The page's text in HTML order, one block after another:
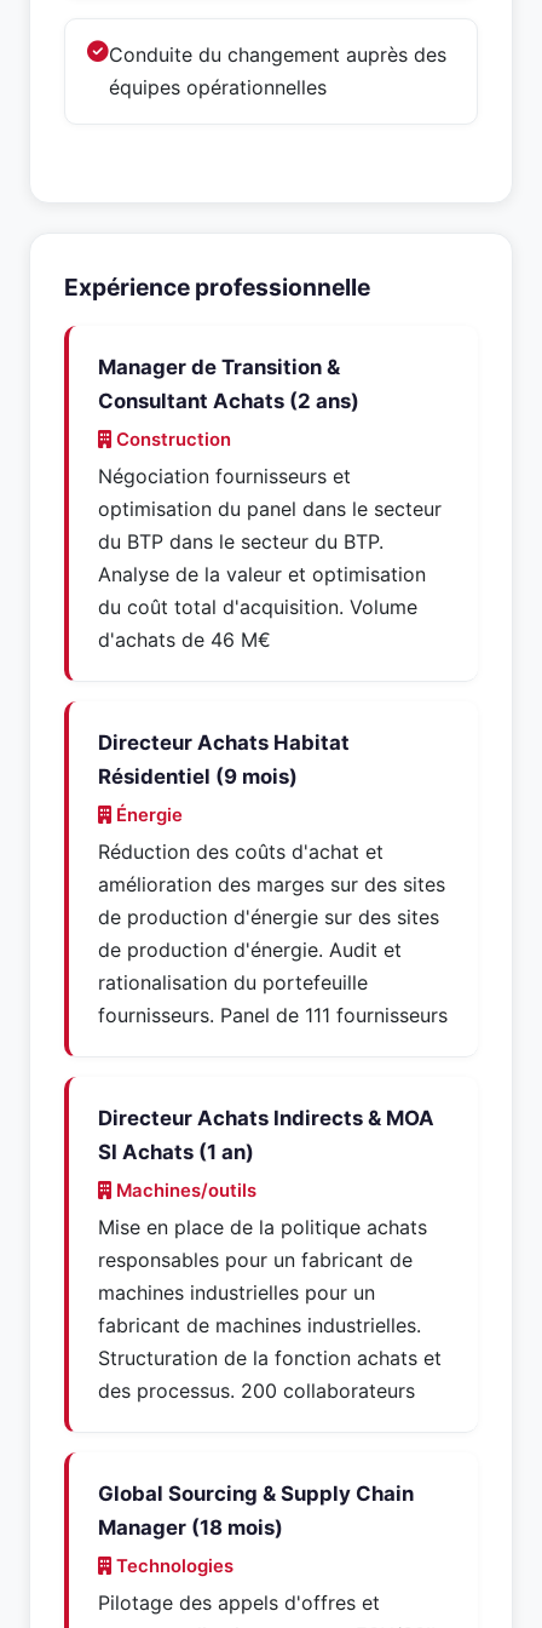
Conduite du changement auprès des
équipes opérationnelles
Expérience professionnelle
Manager de Transition &
Consultant Achats (2 ans)
Construction
Négociation fournisseurs et
optimisation du panel dans le secteur
du BTP dans le secteur du BTP.
Analyse de la valeur et optimisation
du coût total d'acquisition. Volume
d'achats de 46 M€
Directeur Achats Habitat
Résidentiel (9 mois)
Énergie
Réduction des coûts d'achat et
amélioration des marges sur des sites
de production d'énergie sur des sites
de production d'énergie. Audit et
rationalisation du portefeuille
fournisseurs. Panel de 111 fournisseurs
Directeur Achats Indirects & MOA
SI Achats (1 an)
Machines/outils
Mise en place de la politique achats
responsables pour un fabricant de
machines industrielles pour un
fabricant de machines industrielles.
Structuration de la fonction achats et
des processus. 200 collaborateurs
Global Sourcing & Supply Chain
Manager (18 mois)
Technologies
Pilotage des appels d'offres et